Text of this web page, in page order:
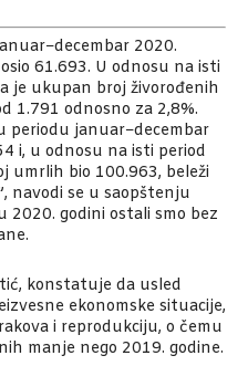
2020.
61.693. U odnosu na isti
je ukupan broj živorođenih
1.791 odnosno za 2,8%.
periodu januar−decembar
i, u odnosu na isti period
umrlih bio 100.963, beleži
navodi se u saopštenju
2020. godini ostali smo bez
konstatuje da usled
ekonomske situacije,
i reprodukciju, o čemu
manje nego 2019. godine.